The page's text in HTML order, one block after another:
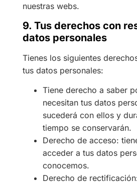
nuestras webs.
9. Tus derechos con
datos personales
Tienes los siguientes
tus datos personales:
Tiene derecho a saber
necesitan tus datos
sucederá con ellos y
tiempo se conservarán.
Derecho de acceso:
acceder a tus datos
conocemos.
Derecho de